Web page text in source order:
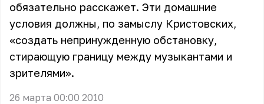
обязательно расскажет. Эти домашние
условия должны, по замыслу Кристовских,
«создать непринужденную обстановку,
стирающую границу между музыкантами и
зрителями».
26 марта 00:00 2010